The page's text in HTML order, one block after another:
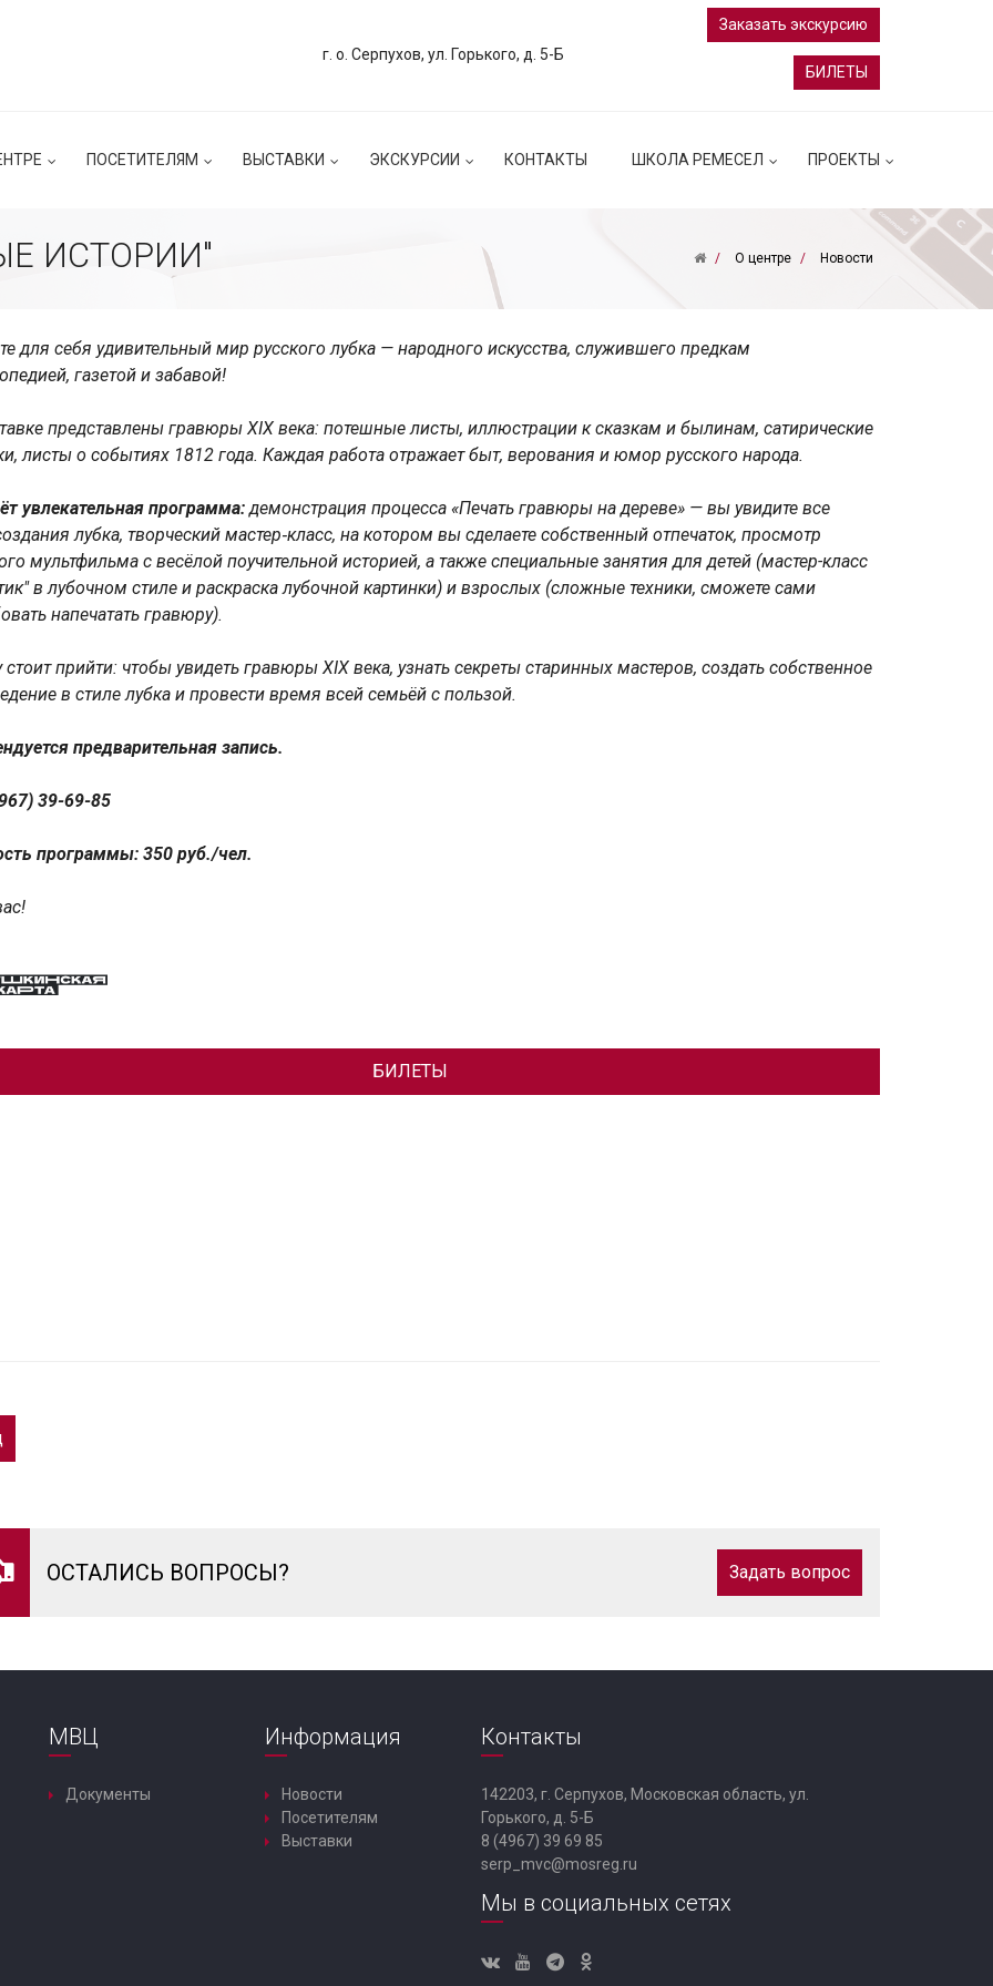
г. о. Серпухов, ул. Горького, д. 5-Б
Заказать экскурсию
БИЛЕТЫ
ПОСЕТИТЕЛЯМ ВЫСТАВКИ ЭКСКУРСИИ КОНТАКТЫ ШКОЛА РЕМЕСЕЛ ПРОЕКТЫ
ИСТОРИИ" О центре Новости
для себя удивительный мир русского лубка — народного искусства, служившего предкам
газетой и забавой!
представлены гравюры XIX века: потешные листы, иллюстрации к сказкам и былинам, сатирические
листы о событиях 1812 года. Каждая работа отражает быт, верования и юмор русского народа.
увлекательная программа:демонстрация процесса «Печать гравюры на дереве» — вы увидите все
лубка, творческий мастер‑класс, на котором вы сделаете собственный отпечаток, просмотр
мультфильма с весёлой поучительной историей, а также специальные занятия для детей (мастер-класс
в лубочном стиле и раскраска лубочной картинки) и взрослых (сложные техники, сможете сами
напечатать гравюру).
прийти: чтобы увидеть гравюры XIX века, узнать секреты старинных мастеров, создать собственное
в стиле лубка и провести время всей семьёй с пользой.
предварительная запись.
39-69-85
программы: 350 руб./чел.
БИЛЕТЫ
ОСТАЛИСЬ ВОПРОСЫ? Задать вопрос
МВЦ
Документы
Информация
Новости
Посетителям
Выставки
Контакты
142203, г. Серпухов, Московская область, ул.
Горького, д. 5-Б
8 (4967) 39 69 85
serp_mvc@mosreg.ru
Мы в социальных сетях